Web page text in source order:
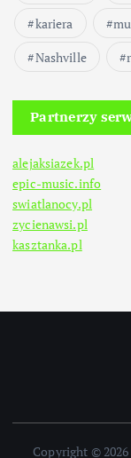
kariera
Nashville
Partnerzy
alejaksiazek.pl
epic-music.info
swiatlanocy.pl
zycienawsi.pl
kasztanka.pl
Copyright ©